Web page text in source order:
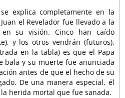
explica completamente en la
el Revelador fue llevado a la
su visión. Cinco han caído
y los otros vendrán (futuros).
en la tabla) es que el Papa
bala y su muerte fue anunciada
antes de que el hecho de su
De una manera especial, él
herida mortal que fue sanada.